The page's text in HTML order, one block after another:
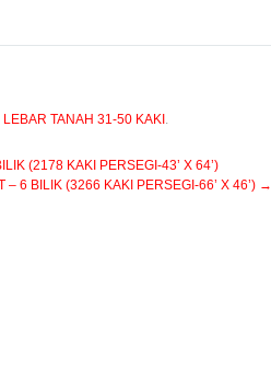
LEBAR TANAH 31-50 KAKI .
(2178 KAKI PERSEGI-43’ X 64’)
6 BILIK (3266 KAKI PERSEGI-66’ X 46’) →